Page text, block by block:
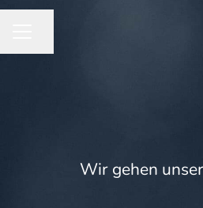
Wir gehen